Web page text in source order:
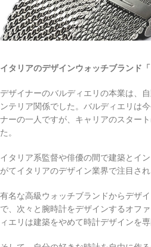
イタリアのデザインウォッチブランド
デザイナーのバルディエリの本業は、
ンテリア関係でした。バルディエリは
ナーの一人ですが、キャリアのスター
た。
イタリア系監督や俳優の間で建築とイ
がてイタリアのデザイン業界で注目され
有名な高級ウォッチブランドからデザ
で、次々と腕時計をデザインするオフ
ィエリは建築をやめて時計デザインを専